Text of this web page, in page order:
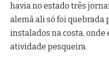
havia no estado três
alemã ali só foi quebrada
instalados na costa, onde
atividade pesqueira.